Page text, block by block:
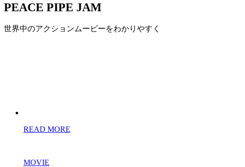
PEACE PIPE JAM
世界中のアクションムービーをわかりやすく
READ MORE
MOVIE